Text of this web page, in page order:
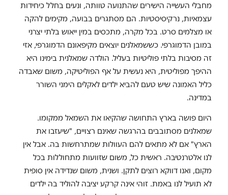
מחבלי העשייה הישירים שהתנועה טוותה, ונעים בחלל כיחידות
עצמאיות, נרקיסיסטיות. הם מסתגרים בבועה, מקימים להקה
או מצלמים סרט. בכל מקרה, מתכסים במין ייאוש בלתי יצרני
במובן הדמוגרפי. כששמאלנים יוצאים מקיפאונם הדמוגרפי, אזי
זה מסיבות בלתי פוליטיות בעליל. הולדה שמאלנית בימינו היא
ההיפך מפוליטית, היא נעשית על אף הפוליטיקה, משום שאבדה
כליל האמונה שיש טעם להביא ילדים לאקלים הימני השורר
במדינה.
היום פושה בארץ התחושה שהקיאו את השמאל ממקומו.
שמאלנים מסתובבים בהרגשה שאינם רצויים, "שיעזבו את
הארץ" אם לא מתאים להם העוולות שמתרחשות בה. אבל אין
לנו אלטרנטיבה. ראשית כל, משום שזוועות מתחוללות בכל
מקום, ואנו דווקא רוצים לתקן. ושנית, משום שנדידה אין סופית
לא תועיל לנו באמת. זוהי אינה קרקע יציבה להוליד בה ילדים